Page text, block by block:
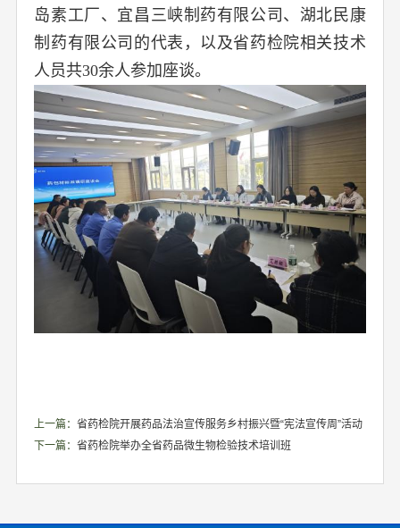
岛素工厂、宜昌三峡制药有限公司、湖北民康
制药有限公司的代表，以及省药检院相关技术
人员共30余人参加座谈。
上一篇：省药检院开展药品法治宣传服务乡村振兴暨“宪法宣传周”活动
下一篇：省药检院举办全省药品微生物检验技术培训班